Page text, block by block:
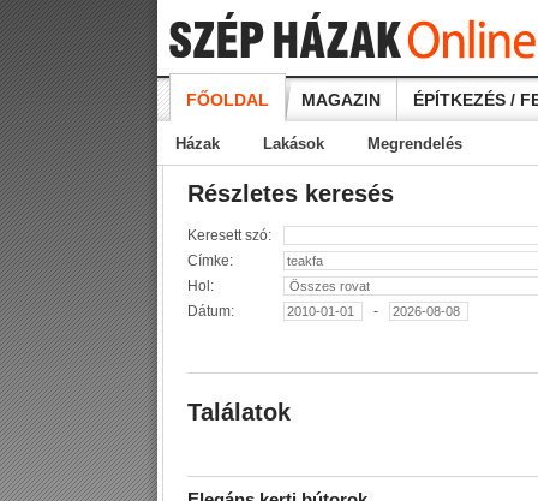
FŐOLDAL MAGAZIN ÉPÍTKEZÉS /
Házak Lakások Megrendelés
Részletes keresés
Keresett szó:
Címke:
Hol:
Dátum:
-
Találatok